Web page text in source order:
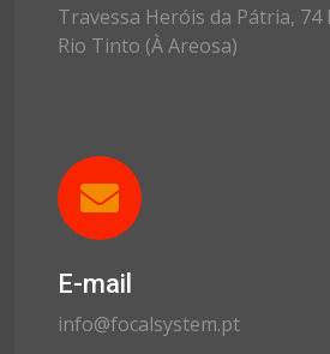
Travessa Heróis da Pátria, 74
Rio Tinto (À Areosa)
E-mail
info@focalsystem.pt